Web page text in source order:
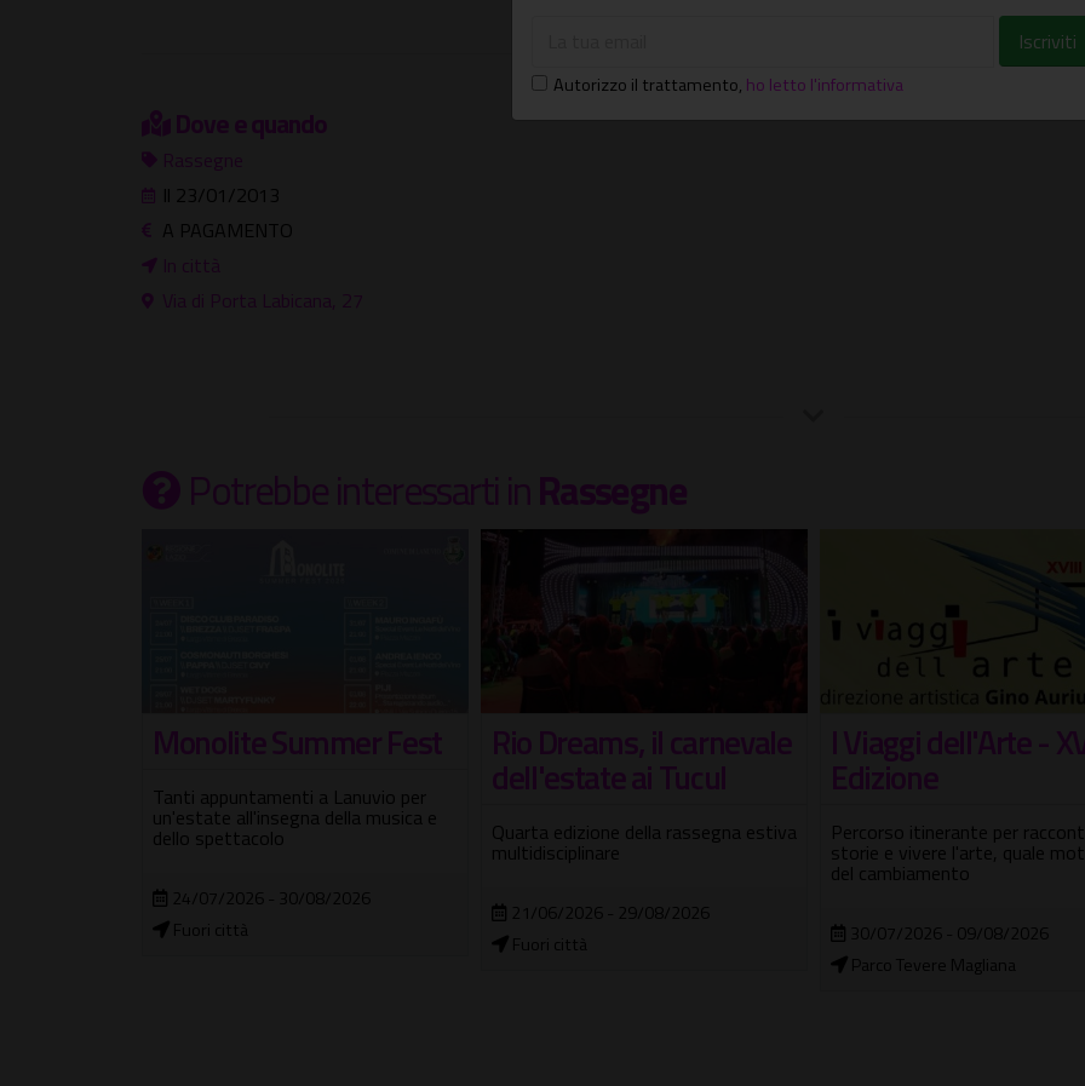
Dove e quando
Rassegne
Il 23/01/2013
A PAGAMENTO
In città
Via di Porta Labicana, 27
Potrebbe interessartiinRassegne
Rio Dreams, il carnevale
Quarta edizione della rassegna estiva
multidisciplinare
21/06/2026 - 29/08/2026
Fuori città
I Viaggi dell'Arte - XVIII
Edizione
Percorso itinerante per raccontare
storie e vivere l'arte, quale motore
del cambiamento
30/07/2026 - 09/08/2026
Estate 2026 –
Village apre all'Eur
Tre mesi di concerti, dj set e
eventi
Parco del Ninfeo
Autorizzo il trattamento, ho letto l'informativa